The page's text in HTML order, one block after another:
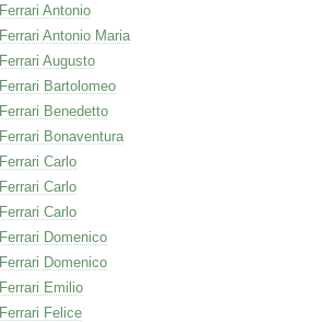
Ferrari Antonio
Ferrari Antonio Maria
Ferrari Augusto
Ferrari Bartolomeo
Ferrari Benedetto
Ferrari Bonaventura
Ferrari Carlo
Ferrari Carlo
Ferrari Carlo
Ferrari Domenico
Ferrari Domenico
Ferrari Emilio
Ferrari Felice